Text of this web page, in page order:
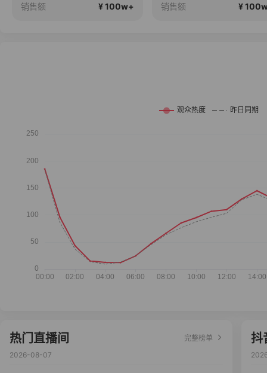
销售额 ¥ 100w+ 销售额 ¥
热门直播间
完整榜单
2026-08-07
抖